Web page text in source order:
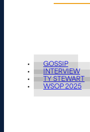
GOSSIP
INTERVIEW
TY STEWART
WSOP 2025